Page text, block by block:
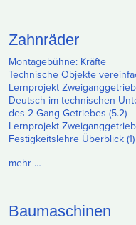
Zahnräder
Montagebühne: Kräfte
Technische Objekte
Lernprojekt
Deutsch im technischen
des 2-Gang-Getriebes (5.2)
Lernprojekt
Festigkeitslehre Überblick (1)
mehr …
Baumaschinen